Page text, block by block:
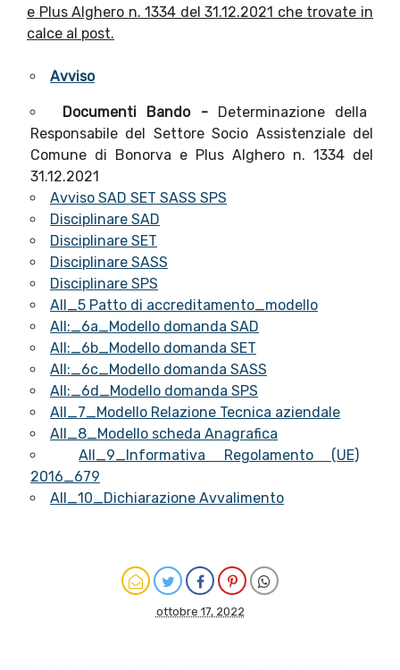
e Plus Alghero n. 1334 del 31.12.2021 che trovate in
calce al post.
Avviso
Documenti Bando - Determinazione della
Responsabile del Settore Socio Assistenziale del
Comune di Bonorva e Plus Alghero n. 1334 del
31.12.2021
Avviso SAD SET SASS SPS
Disciplinare SAD
Disciplinare SET
Disciplinare SASS
Disciplinare SPS
All_5 Patto di accreditamento_modello
All:_6a_Modello domanda SAD
All:_6b_Modello domanda SET
All:_6c_Modello domanda SASS
All:_6d_Modello domanda SPS
All_7_Modello Relazione Tecnica aziendale
All_8_Modello scheda Anagrafica
All_9_Informativa Regolamento (UE)
2016_679
All_10_Dichiarazione Avvalimento
ottobre 17, 2022